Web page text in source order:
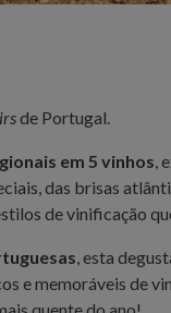
de Portugal.
em 5 vinhos ,
das brisas
de vinificação
, esta
e memoráveis de
quente do ano!